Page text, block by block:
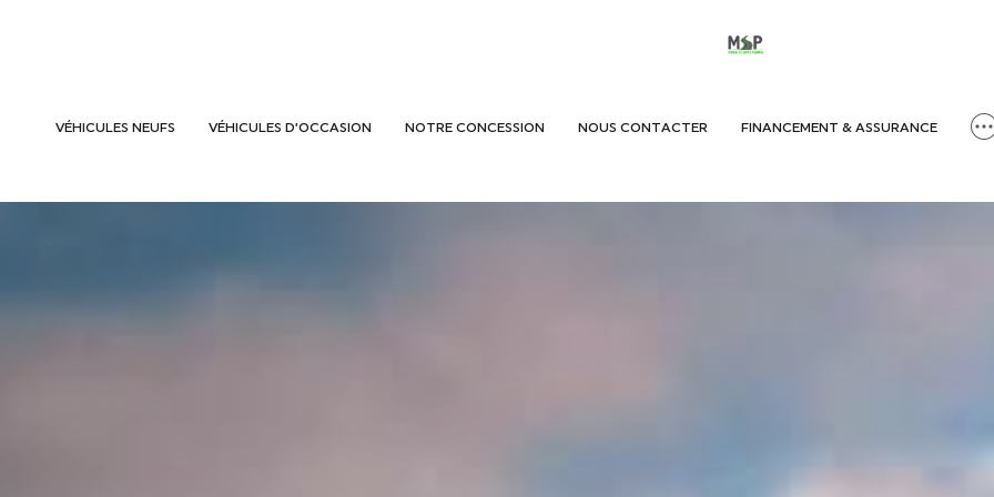
VÉHICULES NEUFS VÉHICULES D’OCCASION NOTRE CONCESSION NOUS CONTACTER FINANCEMENT & ASSURANCE